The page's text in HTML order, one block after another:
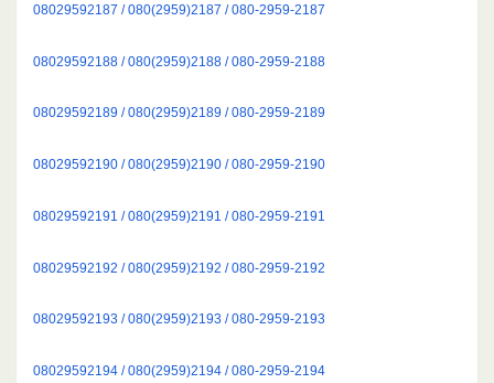
08029592187 / 080(2959)2187 / 080-2959-2187
08029592188 / 080(2959)2188 / 080-2959-2188
08029592189 / 080(2959)2189 / 080-2959-2189
08029592190 / 080(2959)2190 / 080-2959-2190
08029592191 / 080(2959)2191 / 080-2959-2191
08029592192 / 080(2959)2192 / 080-2959-2192
08029592193 / 080(2959)2193 / 080-2959-2193
08029592194 / 080(2959)2194 / 080-2959-2194